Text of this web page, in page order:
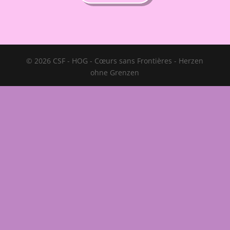
© 2026 CSF - HOG - Cœurs sans Frontières - Herzen
ohne Grenzen